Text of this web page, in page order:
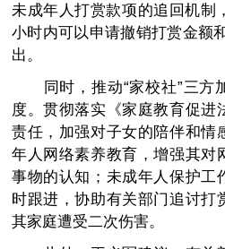
未成年人打赏款项的追回机制
小时内可以申请撤销打赏金额
出。
同时，推动“家校社”三方
度。贯彻落实《家庭教育促进
责任，加强对子女的陪伴和情
年人网络素养教育，增强其对
事物的认知；未成年人保护工
时跟进，协助有关部门追讨打
其家庭遭受二次伤害。